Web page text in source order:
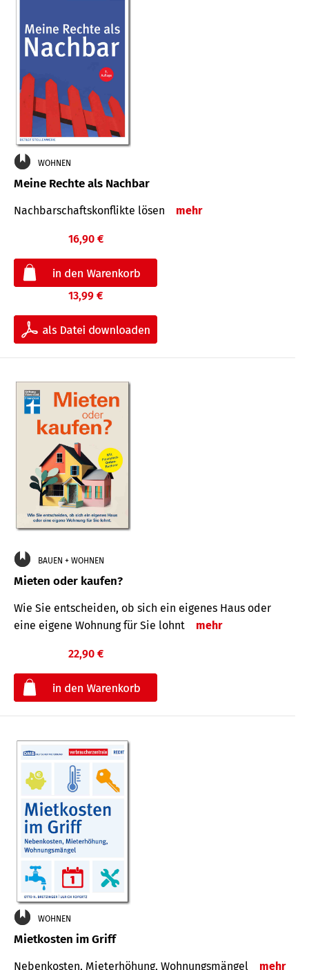
WOHNEN
Meine Rechte als Nachbar
Nach­bar­schafts­konflikte lösen mehr
16,90 €
13,99 €
BAUEN + WOHNEN
Mieten oder kaufen?
Wie Sie entscheiden, ob sich ein eigenes Haus oder
eine eigene Wohnung für Sie lohnt
mehr
22,90 €
WOHNEN
Mietkosten im Griff
Nebenkosten, Mieterhöhung, Wohnungsmängel mehr